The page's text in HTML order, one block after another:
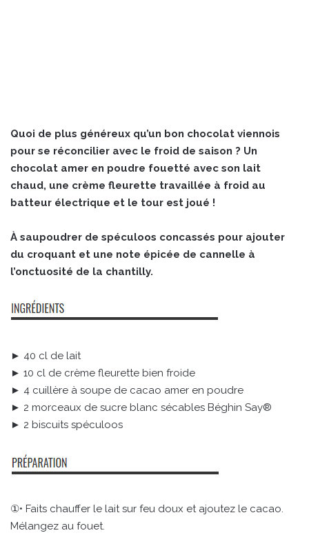
Quoi de plus généreux qu’un bon chocolat viennois
pour se réconcilier avec le froid de saison ? Un
chocolat amer en poudre fouetté avec son lait
chaud, une crème fleurette travaillée à froid au
batteur électrique et le tour est joué !
À saupoudrer de spéculoos concassés pour ajouter
du croquant et une note épicée de cannelle à
l’onctuosité de la chantilly.
► 40 cl de lait
► 10 cl de crème fleurette bien froide
► 4 cuillère à soupe de cacao amer en poudre
► 2 morceaux de sucre blanc sécables Béghin Say®
► 2 biscuits spéculoos
①• Faits chauffer le lait sur feu doux et ajoutez le cacao.
Mélangez au fouet.